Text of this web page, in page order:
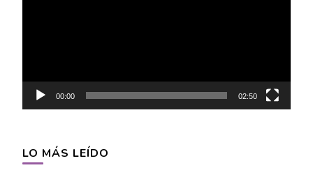
00:00 02:50
LO MÁS LEÍDO